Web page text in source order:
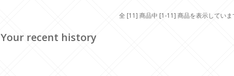
全 [11] 商品中 [1-11] 商品を表示していま
Your recent history